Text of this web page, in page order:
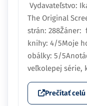
Vydavateľstvo:
The Original
strán: 288Žáner:
knihy: 4/5Moje
obálky: 5/
veľkolepej série,
Prečítať